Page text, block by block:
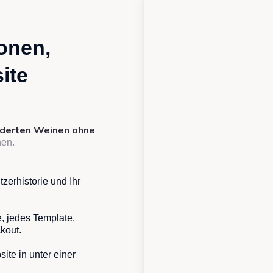
Weinen ohne
und Ihr
jedes Template.
in unter einer